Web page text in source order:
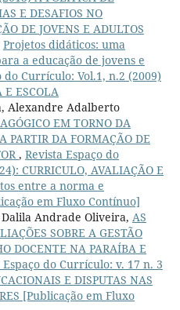
E DESAFIOS NO
DE JOVENS E ADULTOS
Projetos didáticos: uma
a educação de jovens e
do Currículo: Vol.1, n.2 (2009)
E ESCOLA
Alexandre Adalberto
EM TORNO DA
PARTIR DA FORMAÇÃO DE
, Revista Espaço do
CURRICULO, AVALIAÇÃO E
entre a norma e
em Fluxo Contínuo]
Andrade Oliveira, AS
SOBRE A GESTÃO
DOCENTE NA PARAÍBA E
Espaço do Currículo: v. 17 n. 3
E DISPUTAS NAS
[Publicação em Fluxo